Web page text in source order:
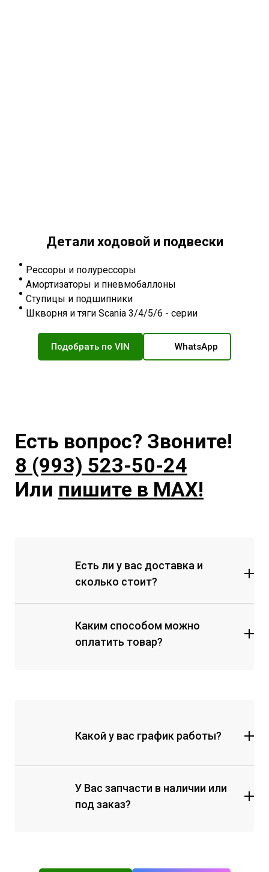
Детали ходовой и подвески
Рессоры и полурессоры
Амортизаторы и пневмобаллоны
Ступицы и подшипники
Шкворня и тяги Scania 3/4/5/6 - серии
Подобрать по VIN WhatsApp
Есть вопрос? Звоните!
8 (993) 523-50-24
Или пишите в MAX!
Есть ли у вас доставка и
сколько стоит?
Каким способом можно
оплатить товар?
Какой у вас график работы?
У Вас запчасти в наличии или
под заказ?